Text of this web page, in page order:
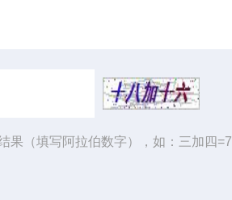
果（填写阿拉伯数字），如：三加四=7